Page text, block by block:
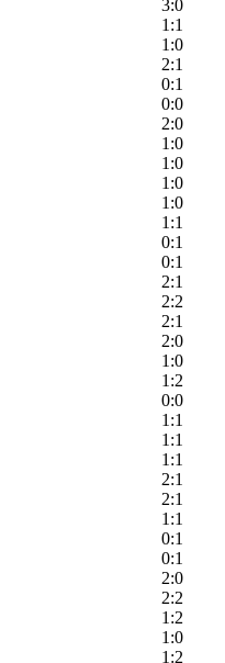
3:0
1:1
1:0
2:1
0:1
0:0
2:0
1:0
1:0
1:0
1:0
1:1
0:1
0:1
2:1
2:2
2:1
2:0
1:0
1:2
0:0
1:1
1:1
1:1
2:1
2:1
1:1
0:1
0:1
2:0
2:2
1:2
1:0
1:2